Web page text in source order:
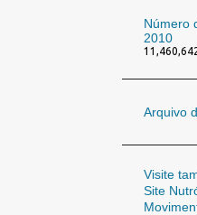
Número
2010
Arquivo
Visite
Site